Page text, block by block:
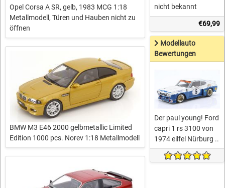
Opel Corsa A SR, gelb, 1983 MCG 1:18
Metallmodell, Türen und Hauben nicht zu
öffnen
BMW M3 E46 2000 gelbmetallic Limited
Edition 1000 pcs. Norev 1:18 Metallmodell
nicht bekannt
€69,99
Modellauto
Bewertungen
Der paul young! Ford
capri 1 rs 3100 von
1974 eilfel Nürburg ..